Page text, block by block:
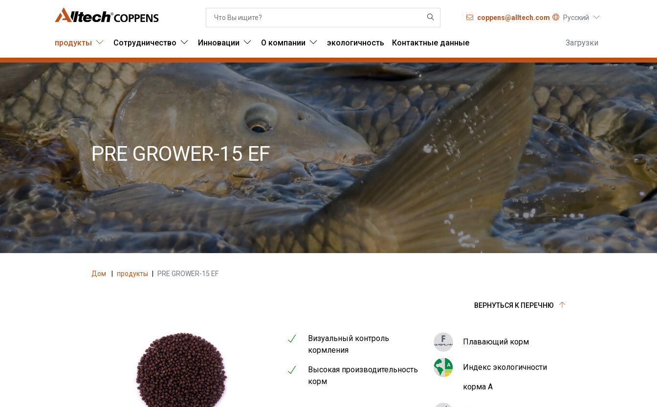
coppens@alltech.com Pусский
продукты Сотрудничество Инновации О компании экологичность Контактные данные Загрузки
PRE GROWER-15 EF
Дом продукты PRE GROWER-15 EF
ВЕРНУТЬСЯ К ПЕРЕЧНЮ
Визуальный контроль
кормления
Высокая производительность
корм
Плавающий корм
Индекс экологичности
корма A